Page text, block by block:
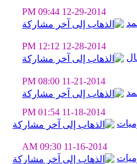
12-29-2014
09:44 PM
12-28-2014
12:12 PM
11-21-2014
08:00 PM
11-18-2014
01:54 PM
11-16-2014
09:30 AM